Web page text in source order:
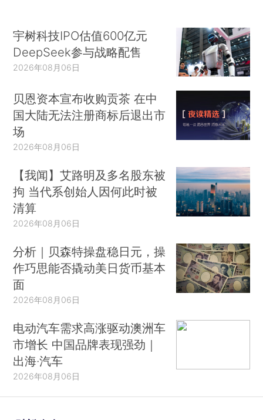
宇树科技IPO估值600亿元
DeepSeek参与战略配售
2026年08月06日
贝恩资本宣布收购贡茶 在中
国大陆无法注册商标后退出市
场
2026年08月06日
【我闻】艾路明及多名股东被
拘 当代系创始人因何此时被
清算
2026年08月06日
分析｜贝森特操盘稳日元，操
作巧思能否撬动美日货币基本
面
2026年08月06日
电动汽车需求高涨驱动澳洲车
市增长 中国品牌表现强劲｜
出海·汽车
2026年08月06日